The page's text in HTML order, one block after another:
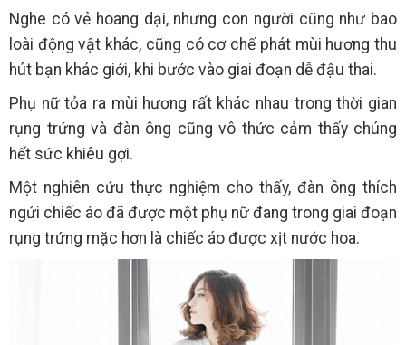
Nghe có vẻ hoang dại, nhưng con người cũng như bao
loài động vật khác, cũng có cơ chế phát mùi hương thu
hút bạn khác giới, khi bước vào giai đoạn dễ đậu thai.
Phụ nữ tỏa ra mùi hương rất khác nhau trong thời gian
rụng trứng và đàn ông cũng vô thức cảm thấy chúng
hết sức khiêu gợi.
Một nghiên cứu thực nghiệm cho thấy, đàn ông thích
ngửi chiếc áo đã được một phụ nữ đang trong giai đoạn
rụng trứng mặc hơn là chiếc áo được xịt nước hoa.